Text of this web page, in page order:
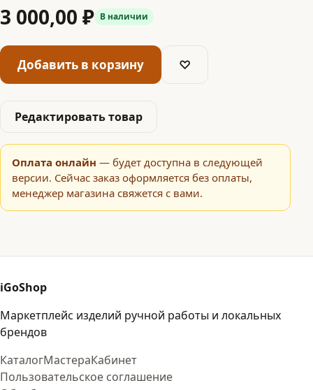
3 000,00 ₽ В наличии
Добавить в корзину ♡
Редактировать товар
Оплата онлайн — будет доступна в следующей
версии. Сейчас заказ оформляется без оплаты,
менеджер магазина свяжется с вами.
iGoShop
Маркетплейс изделий ручной работы и локальных
брендов
КаталогМастераКабинет
Пользовательское соглашение